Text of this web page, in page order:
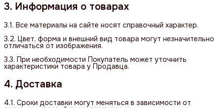
3. Информация о товарах
3.1. Все материалы на сайте носят справочный характер.
3.2. Цвет, форма и внешний вид товара могут незначительно
отличаться от изображения.
3.3. При необходимости Покупатель может уточнить
характеристики товара у Продавца.
4. Доставка
4.1. Сроки доставки могут меняться в зависимости от